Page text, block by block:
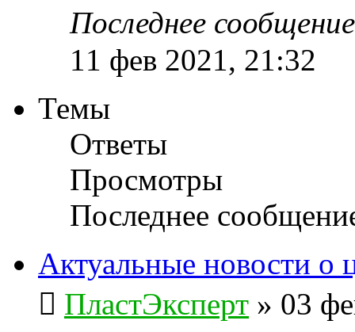
Последнее
11 фев 2021, 21:32
Темы
Ответы
Просмотры
Последнее
Актуальные новости о
ПластЭксперт » 03